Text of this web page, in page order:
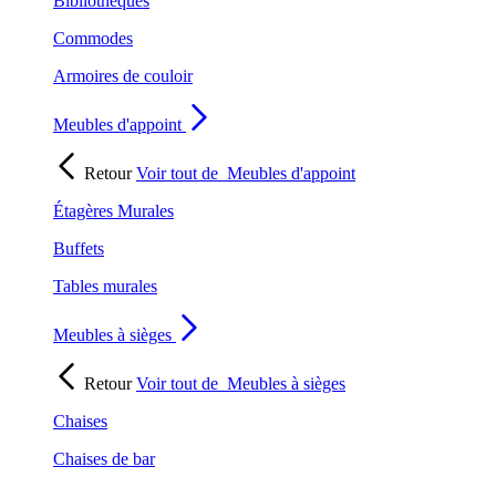
Commodes
Armoires de couloir
Meubles d'appoint
RetourVoir tout de Meubles d'appoint
Étagères Murales
Buffets
Tables murales
Meubles à sièges
RetourVoir tout de Meubles à sièges
Chaises
Chaises de bar